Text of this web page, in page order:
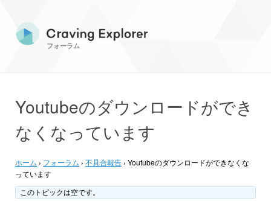
フォーラム
Youtubeのダウンロードができ
なくなっています
ホーム › フォーラム › 不具合報告 › Youtubeのダウンロードができなくな
っています
このトピックは空です。